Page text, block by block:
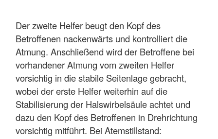
Der zweite Helfer beugt den Kopf des
Betroffenen nackenwärts und kontrolliert die
Atmung. Anschließend wird der Betroffene bei
vorhandener Atmung vom zweiten Helfer
vorsichtig in die stabile Seitenlage gebracht,
wobei der erste Helfer weiterhin auf die
Stabilisierung der Halswirbelsäule achtet und
dazu den Kopf des Betroffenen in Drehrichtung
vorsichtig mitführt. Bei Atemstillstand: